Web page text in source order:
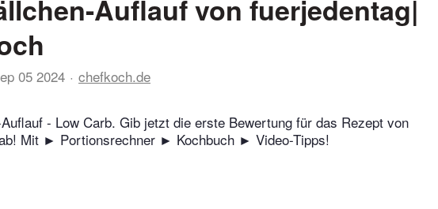
Auflauf von fuerjedentag|
05 2024 chefkoch.de
- Low Carb. Gib jetzt die erste Bewertung für das Rezept von
Mit ► Portionsrechner ► Kochbuch ► Video-Tipps!